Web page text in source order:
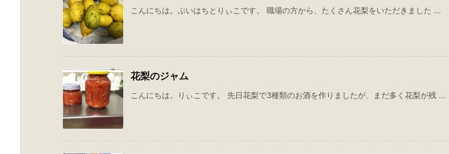
こんにちは。ぶいはちとりぃこです。 職場の方から、たくさん花梨をいただきました ...
花梨のジャム
こんにちは。りぃこです。 先日花梨で3種類のお酒を作りましたが、まだ多く花梨が残 ...